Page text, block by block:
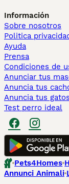
Información
Sobre nosotros
Politica
Ayuda
Prensa
Condiciones de
Anunciar tus
Anuncia tus
Anuncia tus gatos
Test perro ideal
Pets4Homes
Annunci Animali